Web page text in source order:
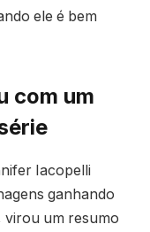
ele é bem
com um
Iacopelli
ganhando
virou um resumo